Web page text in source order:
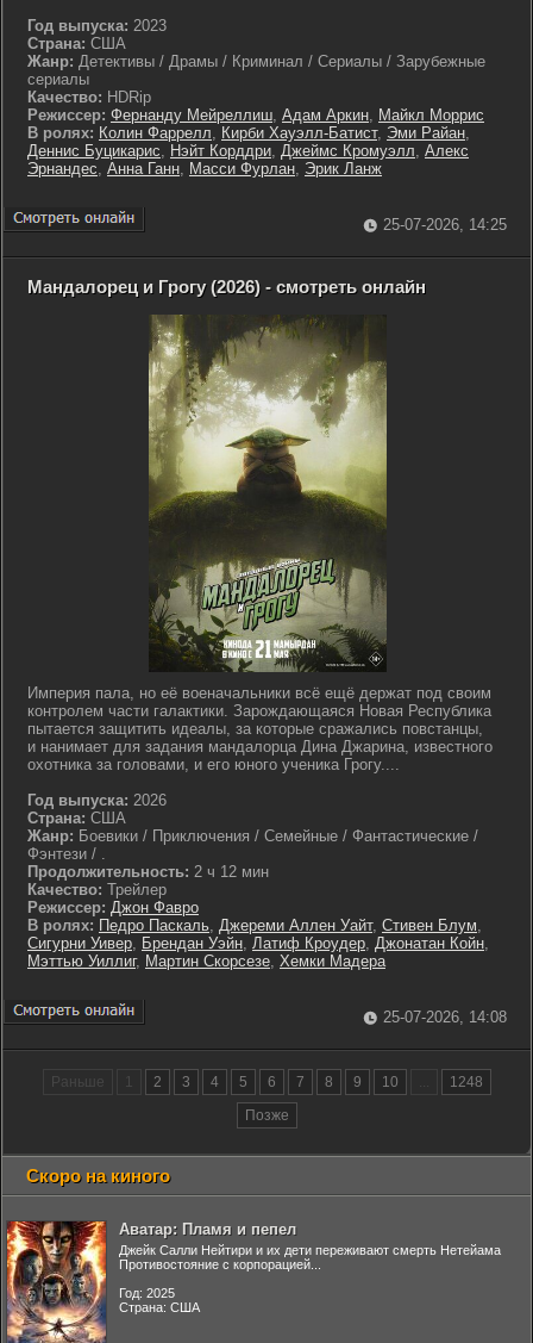
Год выпуска: 2023
Страна: США
Жанр: Детективы / Драмы / Криминал / Сериалы / Зарубежные
сериалы
Качество: HDRip
Режиссер: Фернанду Мейреллиш, Адам Аркин, Майкл Моррис
В ролях: Колин Фаррелл, Кирби Хауэлл-Батист, Эми Райан,
Деннис Буцикарис, Нэйт Корддри, Джеймс Кромуэлл, Алекс
Эрнандес, Анна Ганн, Масси Фурлан, Эрик Ланж
25-07-2026, 14:25
Мандалорец и Грогу (2026) - смотреть онлайн
Империя пала, но её военачальники всё ещё держат под своим
контролем части галактики. Зарождающаяся Новая Республика
пытается защитить идеалы, за которые сражались повстанцы,
и нанимает для задания мандалорца Дина Джарина, известного
охотника за головами, и его юного ученика Грогу....
Год выпуска: 2026
Страна: США
Жанр: Боевики / Приключения / Семейные / Фантастические /
Фэнтези / .
Продолжительность: 2 ч 12 мин
Качество: Трейлер
Режиссер: Джон Фавро
В ролях: Педро Паскаль, Джереми Аллен Уайт, Стивен Блум,
Сигурни Уивер, Брендан Уэйн, Латиф Кроудер, Джонатан Койн,
Мэттью Уиллиг, Мартин Скорсезе, Хемки Мадера
25-07-2026, 14:08
Раньше 2 3 4 5 6 7 8 9 10 ...
1248
Позже
Скоро на киного
Аватар: Пламя и пепел
Джейк Салли Нейтири и их дети переживают смерть Нетейама
Противостояние с корпорацией...
Год: 2025
Страна: США